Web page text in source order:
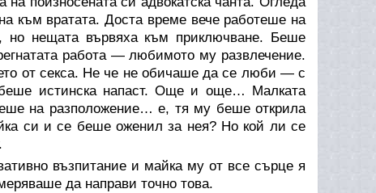
към вратата. Доста време вече работеше на
но нещата вървяха към приключване. Беше
работа — любимото му развлечение.
от секса. Не че не обичаше да се люби — с
истинска напаст. Още и още… Малката
на разположение… е, тя му беше открила
си и се беше оженил за нея? Но кой ли се
възпитание и майка му от все сърце я
да направи точно това.